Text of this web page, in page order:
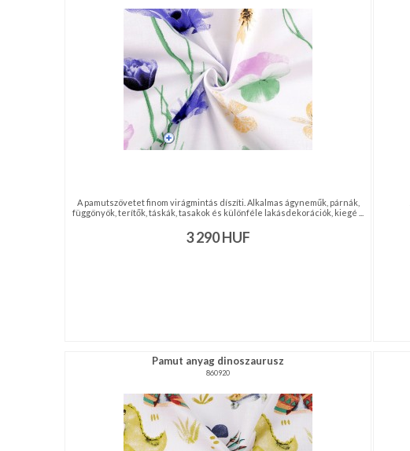
A pamutszövetet finom virágmintás díszíti. Alkalmas ágyneműk, párnák,
függönyök, terítők, táskák, tasakok és különféle lakásdekorációk, kiegé ...
3 290HUF
Pamut anyag dinoszaurusz
860920